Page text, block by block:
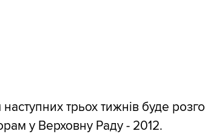
трьох тижнів буде
у Верховну Раду - 2012.